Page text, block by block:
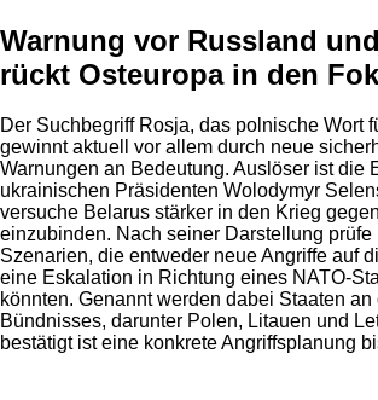
Warnung vor Russland
rückt Osteuropa in den
Der Suchbegriff Rosja, das polnische Wort
gewinnt aktuell vor allem durch neue
Warnungen an Bedeutung. Auslöser ist die
ukrainischen Präsidenten Wolodymyr
versuche Belarus stärker in den Krieg
einzubinden. Nach seiner Darstellung prüfe
Szenarien, die entweder neue Angriffe auf
eine Eskalation in Richtung eines NATO-
könnten. Genannt werden dabei Staaten
Bündnisses, darunter Polen, Litauen und
bestätigt ist eine konkrete Angriffsplanung